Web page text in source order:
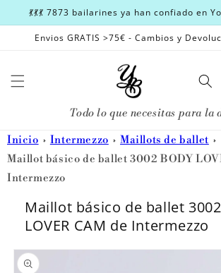
directamente
al contenido
💃💃💃 7873 bailarines ya han confiado en
Envios GRATIS >75€ - Cambios y
Todo lo que necesitas para la
Inicio Intermezzo
Maillots de ballet
Maillot básico de ballet 3002 BODY
Intermezzo
Maillot básico de ballet
LOVER CAM de Intermezzo
directamente
a la